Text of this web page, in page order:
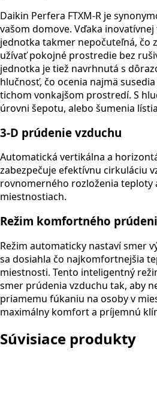
Daikin Perfera FTXM-R je
vašom domove. Vďaka
jednotka takmer nepočuteľná, čo
užívať pokojné prostredie bez
jednotka je tiež navrhnutá s
hlučnosť, čo ocenia najmä
tichom vonkajšom prostredí. S
úrovni šepotu, alebo šumenia
3-D prúdenie vzduchu
Automatická vertikálna a
zabezpečuje efektívnu cirkuláciu
rovnomerného rozloženia teploty
miestnostiach.
Režim komfortného
Režim automaticky nastaví smer
sa dosiahla čo najkomfortnejšia
miestnosti. Tento inteligentný
smer prúdenia vzduchu tak, aby
priamemu fúkaniu na osoby v
maximálny komfort a príjemnú
Súvisiace produkty